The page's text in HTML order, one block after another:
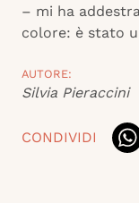
– mi ha
colore: è stato
AUTORE:
Silvia Pieraccini
CONDIVIDI